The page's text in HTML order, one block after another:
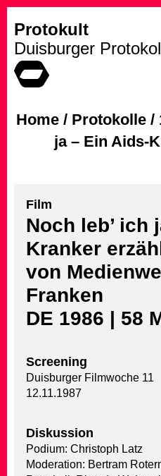
Protokult
Duisburger
Home / Protokolle /
ja – Ein Aids-
Film
Noch leb’ ich
Kranker
von
Franken
DE 1986 | 58
Screening
Duisburger Filmwoche 11
12.11.1987
Diskussion
Podium: Christoph Latz
Moderation: Bertram